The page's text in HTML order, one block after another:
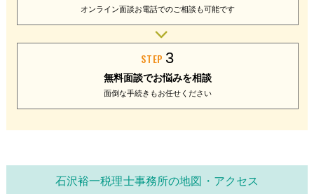
オンライン面談お電話でのご相談も可能です
STEP 3
無料面談でお悩みを相談
面倒な手続きもお任せください
石沢裕一税理士事務所の地図・アクセス